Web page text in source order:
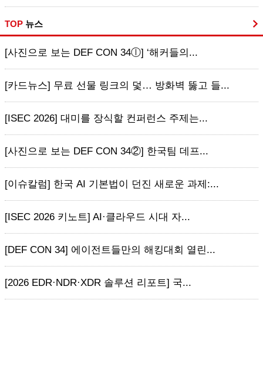
TOP 뉴스
[사진으로 보는 DEF CON 34ⓛ] ‘해커들의...
[카드뉴스] 무료 선물 링크의 덫… 방화벽 뚫고 들...
[ISEC 2026] 대미를 장식할 컨퍼런스 주제는...
[사진으로 보는 DEF CON 34②] 한국팀 데프...
[이슈칼럼] 한국 AI 기본법이 던진 새로운 과제:...
[ISEC 2026 키노트] AI·클라우드 시대 자...
[DEF CON 34] 에이전트들만의 해킹대회 열린...
[2026 EDR·NDR·XDR 솔루션 리포트] 국...